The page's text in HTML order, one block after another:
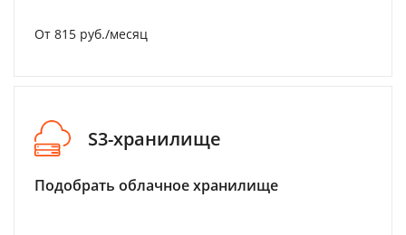
От 815 руб./месяц
S3-хранилище
Подобрать облачное хранилище